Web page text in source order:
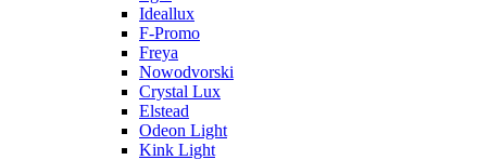
Ideallux
F-Promo
Freya
Nowodvorski
Crystal Lux
Elstead
Odeon Light
Kink Light